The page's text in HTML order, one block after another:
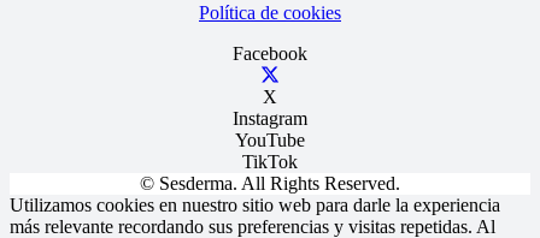
Política de cookies
Facebook
X
Instagram
YouTube
TikTok
© Sesderma. All Rights Reserved.
Utilizamos cookies en nuestro sitio web para darle la experiencia
más relevante recordando sus preferencias y visitas repetidas. Al